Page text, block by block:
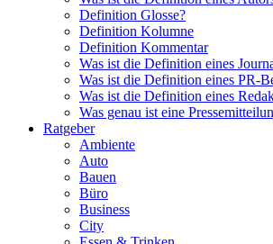
Definition Glosse?
Definition Kolumne
Definition Kommentar
Was ist die Definition eines
Was ist die Definition eines PR-
Was ist die Definition eines
Was genau ist eine
Ratgeber
Ambiente
Auto
Bauen
Büro
Business
City